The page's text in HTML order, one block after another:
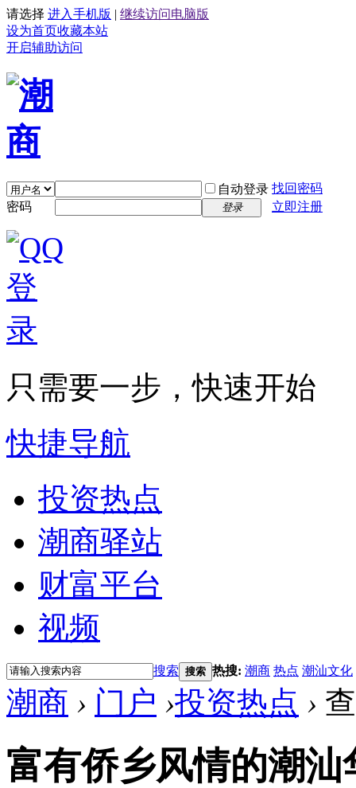
请选择 进入手机版 | 继续访问电脑版
设为首页收藏本站
开启辅助访问
自动登录 找回密码
密码
登录 立即注册
只需要一步，快速开始
快捷导航
投资热点
潮商驿站
财富平台
视频
搜索 搜索 热搜: 潮商 热点 潮汕文化
潮商 › 门户 ›投资热点 ›
富有侨乡风情的潮汕